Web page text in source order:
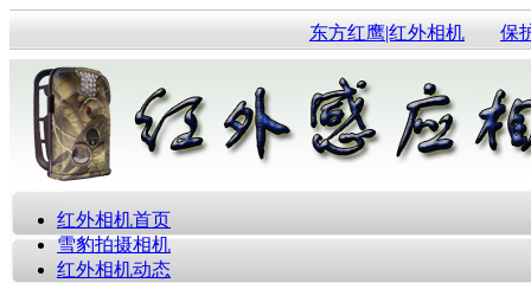
东方红鹰|红外相机 保
红外相机首页
雪豹拍摄相机
红外相机动态